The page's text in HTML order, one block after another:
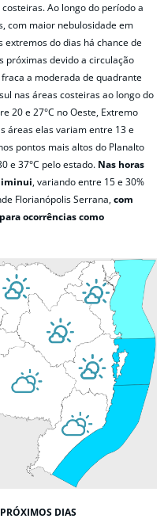
Ao longo do período a
com maior nebulosidade em
extremos do dias há chance de
próximas devido a circulação
a moderada de quadrante
nas áreas costeiras ao longo do
20 e 27°C no Oeste, Extremo
áreas elas variam entre 13 e
pontos mais altos do Planalto
e 37°C pelo estado. Nas horas
, variando entre 15 e 30%
Florianópolis Serrana,com
ocorrências como
DIAS